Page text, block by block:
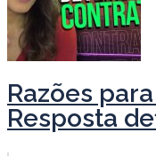
Razões
Resposta